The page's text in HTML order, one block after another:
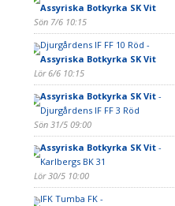
Assyriska Botkyrka SK Vit
Sön 7/6 10:15
Djurgårdens IF FF 10 Röd -
Assyriska Botkyrka SK Vit
Lör 6/6 10:15
Assyriska Botkyrka SK Vit-
Djurgårdens IF FF 3 Röd
Sön 31/5 09:00
Assyriska Botkyrka SK Vit-
Karlbergs BK 31
Lör 30/5 10:00
IFK Tumba FK -